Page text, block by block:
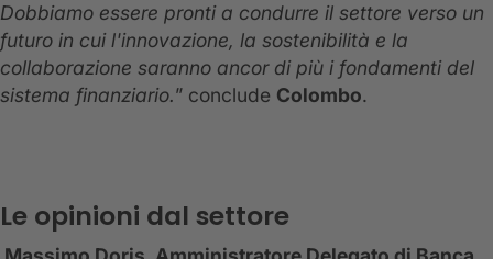
Dobbiamo essere pronti a condurre il settore verso un
futuro in cui l'innovazione, la sostenibilità e la
collaborazione saranno ancor di più i fondamenti del
sistema finanziario.” conclude Colombo.
Le opinioni dal settore